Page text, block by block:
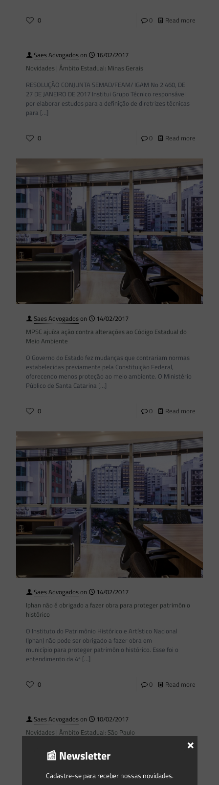
0 0 Read more
Saes Advogadoson
16/02/2017
Novidades | Âmbito Estadual: Minas Gerais
RESOLUÇÃO CONJUNTA SEMAD/FEAM/ IGAM No 2.460, DE
27 DE JANEIRO DE 2017 Institui Grupo Técnico responsável
por elaborar estudos para a definição de diretrizes técnicas
para […]
0 0 Read more
Saes Advogadoson
14/02/2017
MPSC ajuíza ação contra alterações ao Código Estadual do
Meio Ambiente
O Governo do Estado fez mudanças que contrariam normas
estabelecidas previamente pela Constituição Federal,
oferecendo menos proteção ao meio ambiente. O Ministério
Público de Santa Catarina […]
0 0 Read more
Saes Advogadoson
14/02/2017
Iphan não é obrigado a fazer obra para proteger patrimônio
histórico
O Instituto do Patrimônio Histórico e Artístico Nacional
(Iphan) não pode ser obrigado a fazer obra em
município para proteger patrimônio histórico. Esse foi o
entendimento da 4ª […]
0 0 Read more
Saes Advogadoson
10/02/2017
Novidades | Âmbito Estadual: São Paulo
DECISÃO DE DIRETORIA, CETESB No 40 I, DE 7 DE FEVEREIRO
DE 2017 Dispõe sobre o “Protocolo de Contagem de Prazos
📰 Newsletter
Cadastre-se para receber nossas novidades.
×